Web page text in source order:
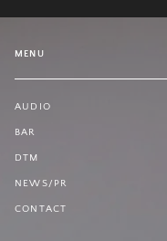
MENU
AUDIO
BAR
DTM
NEWS/PR
CONTACT